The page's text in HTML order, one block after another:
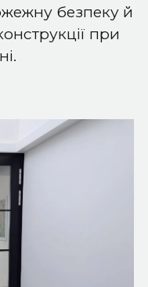
безпеку й
при